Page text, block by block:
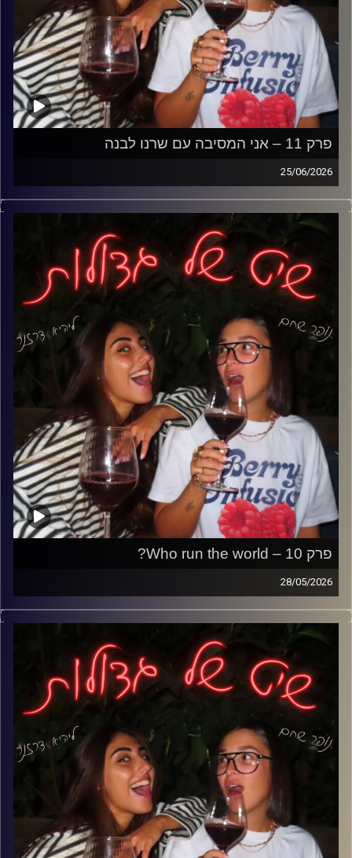
פרק 11 – אני המסיבה עם שרנו לבנה
25/06/2026
אחרי כל הפרקים על ידידים, זוגיות, אהבות ואכזבות, הגיע הזמן
להביא את האיש שהוא המסיבה בכבודו ובעצמו- שרנו לבנה.
דיברנו על דייטים, גברים, קשרים שלא מתקדמים, פחד
ממחויבות, שחרור מאקסים, טעויות שנשים עושות בזוגיות וכל
האמת שאף אחד לא תמיד רוצה לשמוע,
ובדקנו אחת ולתמיד- אני הבעיה או אני המסיבה?
קרדיט תמונות: נופר שחם
פרק 10 – Who run the world?
28/05/2026
פרק על להיות בת בעולם הזה,
כל הכיף, הדרמות, האחוות בנות והלחץ הבלתי נגמר להיות תמיד
יפה, מתוקתקת ומושלמת.
מהשירותים במסיבה ועד הסטנדרטים הפסיכיים, מהאינטואיציה
הנשית ועד בנות שלא אוהבות בנות,
פרק על כל הדברים שרק בנות יבינו באמת,
ולמה בסוף עם כל הבלאגן- אף אחת לא הייתה מוותרת על זה.
קרדיט תמונות: נופר שחם